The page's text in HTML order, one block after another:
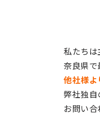
私たちは
奈良県
他社様
弊社独
お問い合